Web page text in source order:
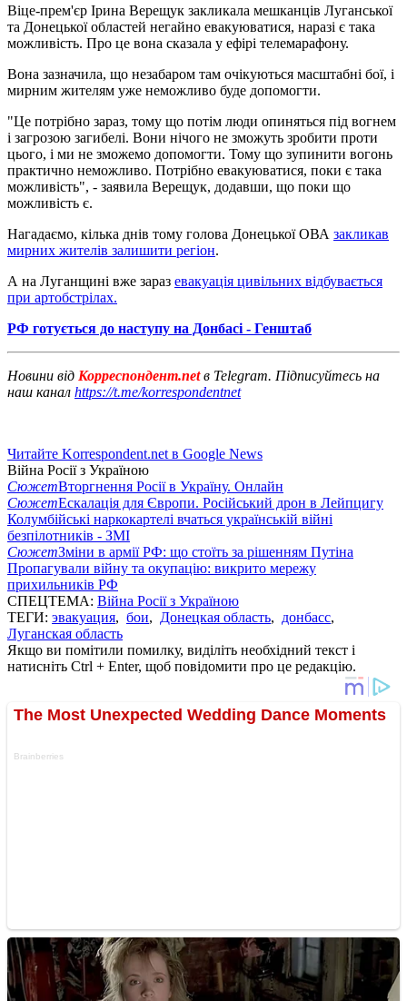
Віце-прем'єр Ірина Верещук закликала мешканців Луганської
та Донецької областей негайно евакуюватися, наразі є така
можливість. Про це вона сказала у ефірі телемарафону.
Вона зазначила, що незабаром там очікуються масштабні бої, і
мирним жителям уже неможливо буде допомогти.
"Це потрібно зараз, тому що потім люди опиняться під вогнем
і загрозою загибелі. Вони нічого не зможуть зробити проти
цього, і ми не зможемо допомогти. Тому що зупинити вогонь
практично неможливо. Потрібно евакуюватися, поки є така
можливість", - заявила Верещук, додавши, що поки що
можливість є.
Нагадаємо, кілька днів тому голова Донецької ОВА закликав
мирних жителів залишити регіон.
А на Луганщині вже зараз евакуація цивільних відбувається
при артобстрілах.
РФ готується до наступу на Донбасі - Генштаб
Новини від Корреспондент.netв Telegram. Підписуйтесь на
наш канал https://t.me/korrespondentnet
Читайте Korrespondent.net в Google News
Війна Росії з Україною
СюжетВторгнення Росії в Україну. Онлайн
СюжетЕскалація для Європи. Російський дрон в Лейпцигу
Колумбійські наркокартелі вчаться українській війні
безпілотників - ЗМІ
СюжетЗміни в армії РФ: що стоїть за рішенням Путіна
Пропагували війну та окупацію: викрито мережу
прихильників РФ
СПЕЦТЕМА: Війна Росії з Україною
ТЕГИ: эвакуация, бои, Донецкая область, донбасс,
Луганская область
Якщо ви помітили помилку, виділіть необхідний текст і
натисніть Ctrl + Enter, щоб повідомити про це редакцію.